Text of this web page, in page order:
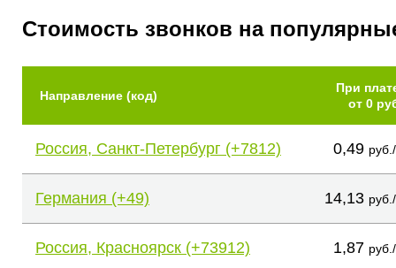
Стоимость звонков на
Направление (код)
При
от 0
Россия, Санкт-Петербург (+7812) 0,49
Германия (+49) 14,13
Россия, Красноярск (+73912) 1,87